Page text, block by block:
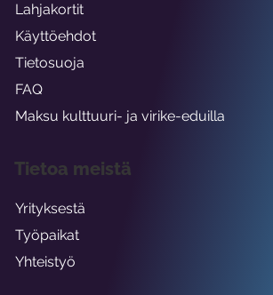
Lahjakortit
Käyttöehdot
Tietosuoja
FAQ
Maksu kulttuuri- ja virike-eduilla
Tietoa meistä
Yrityksestä
Työpaikat
Yhteistyö